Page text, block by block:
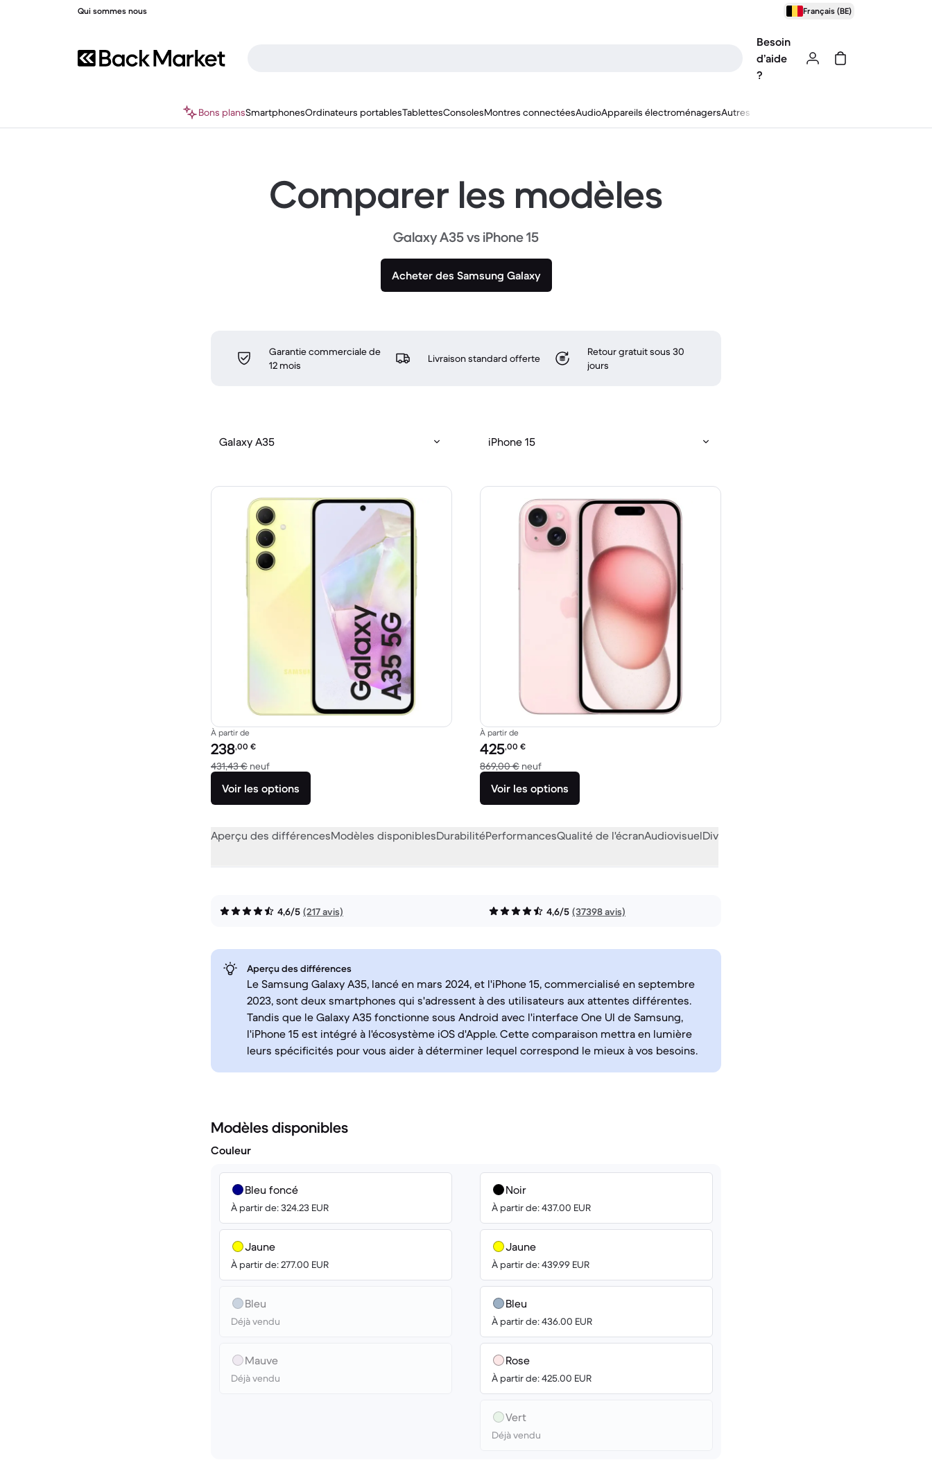
Qui sommes nous Français (BE)
Besoin
d’aide
?
Bons plansSmartphonesOrdinateurs portablesTablettesConsolesMontres connectéesAudioAppareils électroménagersAutres
Comparer les modèles
Galaxy A35 vs iPhone 15
Acheter des Samsung Galaxy
Garantie commerciale de
12 mois
Livraison standard offerte
Retour gratuit sous 30
jours
Galaxy A35 iPhone 15
À partir de
Prix reconditionné :
238,00 €
431,43 € neufcontre 431,43 € neuf
Voir les options
À partir de
Prix reconditionné :
425,00 €
869,00 € neufcontre 869,00 € neuf
Voir les options
Aperçu des différencesModèles disponiblesDurabilitéPerformancesQualité de l'écranAudiovisuelDivers
4,6/5 (217 avis) 4,6/5 (37398 avis)
Aperçu des différences
Le Samsung Galaxy A35, lancé en mars 2024, et l'iPhone 15, commercialisé en septembre
2023, sont deux smartphones qui s'adressent à des utilisateurs aux attentes différentes.
Tandis que le Galaxy A35 fonctionne sous Android avec l'interface One UI de Samsung,
l'iPhone 15 est intégré à l'écosystème iOS d'Apple. Cette comparaison mettra en lumière
leurs spécificités pour vous aider à déterminer lequel correspond le mieux à vos besoins.
Modèles disponibles
Couleur
Bleu foncé
À partir de: 324.23 EUR
Jaune
À partir de: 277.00 EUR
Bleu
Déjà vendu
Mauve
Déjà vendu
Noir
À partir de: 437.00 EUR
Jaune
À partir de: 439.99 EUR
Bleu
À partir de: 436.00 EUR
Rose
À partir de: 425.00 EUR
Vert
Déjà vendu